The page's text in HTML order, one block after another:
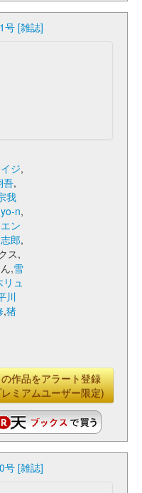
号 [雑誌]
ジ,
吾,
我
n,
ン
郎,
ス,
,雪
リュ
川
,猪
作品をアラート登録
ミアムユーザー限定)
号 [雑誌]